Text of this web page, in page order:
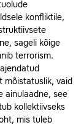
konfliktile,
sageli kõige
terrorism.
mõistatuslik, vaid
ainulaadne, see
kollektiivseks
mis tuleb